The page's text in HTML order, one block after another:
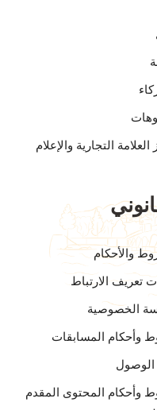
التجارية والإعلام
والأحكام
تعريف الارتباط
الخصوصية
وأحكام المسابقات
الوصول
وأحكام المحتوى المقدم